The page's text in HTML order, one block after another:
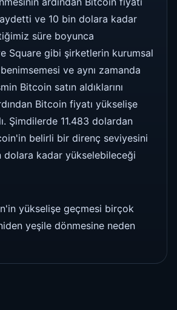
ve 10 bin dolara kadar
süre boyunca
Square gibi şirketlerin kurumsal
ve aynı zamanda
Bitcoin satın aldıklarını
Bitcoin fiyatı yükselişe
Şimdilerde 11.483 dolardan
belirli bir direnç seviyesini
dolara kadar yükselebileceği
yükselişe geçmesi birçok
yeşile dönmesine neden